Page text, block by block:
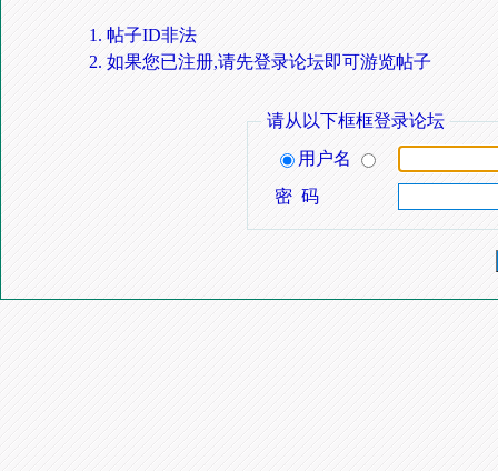
帖子ID非法
如果您已注册,请先登录论坛即可游览帖子
请从以下框框登录论坛
用户名
密 码